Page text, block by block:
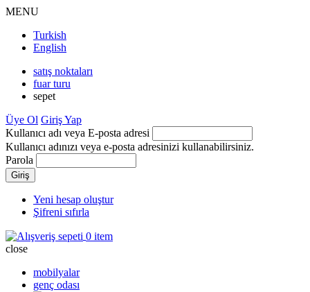
MENU
Turkish
English
satış noktaları
fuar turu
sepet
Üye Ol Giriş Yap
Kullanıcı adı veya E-posta adresi
Kullanıcı adınızı veya e-posta adresinizi kullanabilirsiniz.
Parola
Yeni hesap oluştur
Şifreni sıfırla
0 item
close
mobilyalar
genç odası